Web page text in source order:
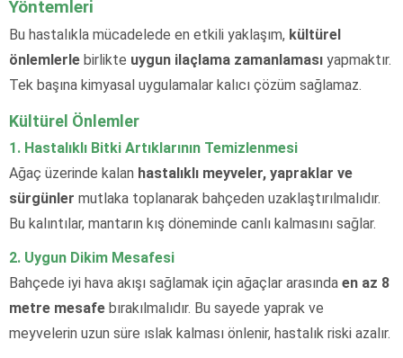
Yöntemleri
Bu hastalıkla mücadelede en etkili yaklaşım, kültürel
önlemlerle birlikte uygun ilaçlama zamanlaması yapmaktır.
Tek başına kimyasal uygulamalar kalıcı çözüm sağlamaz.
Kültürel Önlemler
1. Hastalıklı Bitki Artıklarının Temizlenmesi
Ağaç üzerinde kalan hastalıklı meyveler, yapraklar ve
sürgünler mutlaka toplanarak bahçeden uzaklaştırılmalıdır.
Bu kalıntılar, mantarın kış döneminde canlı kalmasını sağlar.
2. Uygun Dikim Mesafesi
Bahçede iyi hava akışı sağlamak için ağaçlar arasında en az 8
metre mesafe bırakılmalıdır. Bu sayede yaprak ve
meyvelerin uzun süre ıslak kalması önlenir, hastalık riski azalır.